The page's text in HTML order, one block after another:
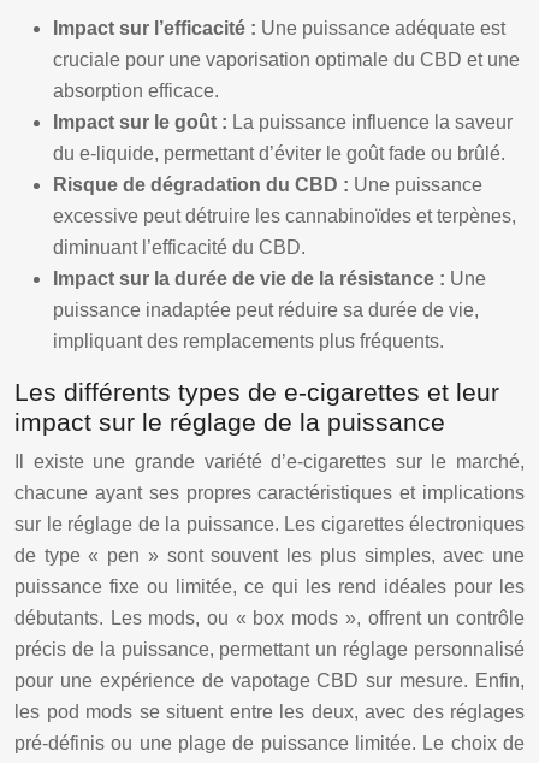
Impact sur l’efficacité : Une puissance adéquate est
cruciale pour une vaporisation optimale du CBD et une
absorption efficace.
Impact sur le goût : La puissance influence la saveur
du e-liquide, permettant d’éviter le goût fade ou brûlé.
Risque de dégradation du CBD : Une puissance
excessive peut détruire les cannabinoïdes et terpènes,
diminuant l’efficacité du CBD.
Impact sur la durée de vie de la résistance : Une
puissance inadaptée peut réduire sa durée de vie,
impliquant des remplacements plus fréquents.
Les différents types de e-cigarettes et leur
impact sur le réglage de la puissance
Il existe une grande variété d’e-cigarettes sur le marché,
chacune ayant ses propres caractéristiques et implications
sur le réglage de la puissance. Les cigarettes électroniques
de type « pen » sont souvent les plus simples, avec une
puissance fixe ou limitée, ce qui les rend idéales pour les
débutants. Les mods, ou « box mods », offrent un contrôle
précis de la puissance, permettant un réglage personnalisé
pour une expérience de vapotage CBD sur mesure. Enfin,
les pod mods se situent entre les deux, avec des réglages
pré-définis ou une plage de puissance limitée. Le choix de